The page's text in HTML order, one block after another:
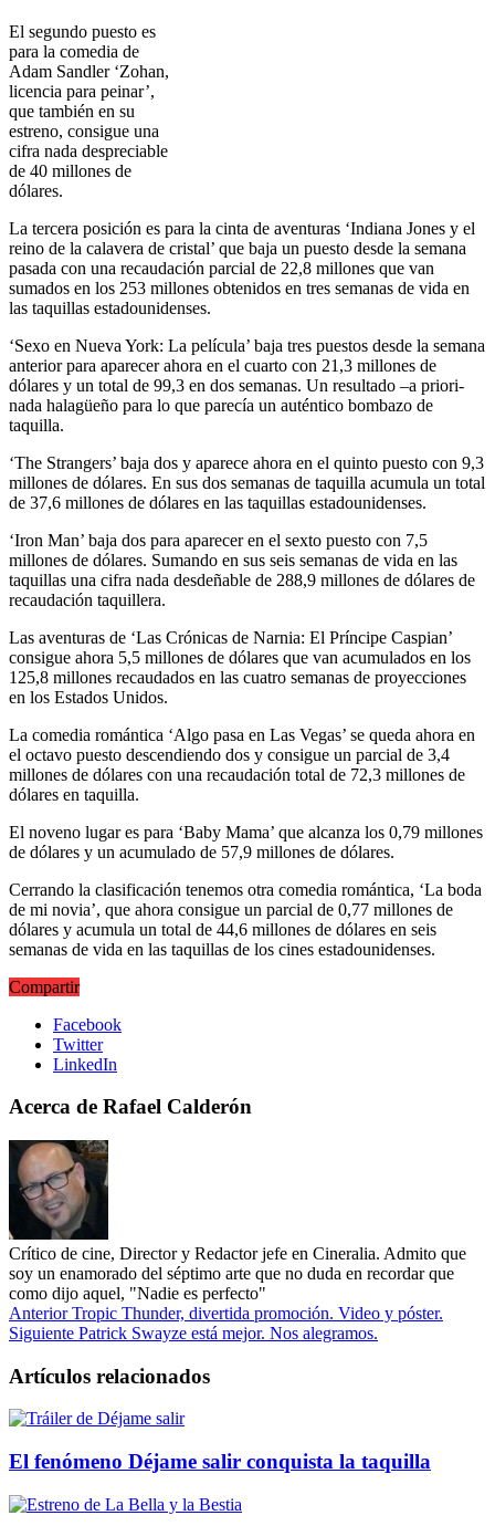
El segundo puesto es
para la comedia de
Adam Sandler ‘Zohan,
licencia para peinar’,
que también en su
estreno, consigue una
cifra nada despreciable
de 40 millones de
dólares.
La tercera posición es para la cinta de aventuras ‘Indiana Jones y el
reino de la calavera de cristal’ que baja un puesto desde la semana
pasada con una recaudación parcial de 22,8 millones que van
sumados en los 253 millones obtenidos en tres semanas de vida en
las taquillas estadounidenses.
‘Sexo en Nueva York: La película’ baja tres puestos desde la semana
anterior para aparecer ahora en el cuarto con 21,3 millones de
dólares y un total de 99,3 en dos semanas. Un resultado –a priori-
nada halagüeño para lo que parecía un auténtico bombazo de
taquilla.
‘The Strangers’ baja dos y aparece ahora en el quinto puesto con 9,3
millones de dólares. En sus dos semanas de taquilla acumula un total
de 37,6 millones de dólares en las taquillas estadounidenses.
‘Iron Man’ baja dos para aparecer en el sexto puesto con 7,5
millones de dólares. Sumando en sus seis semanas de vida en las
taquillas una cifra nada desdeñable de 288,9 millones de dólares de
recaudación taquillera.
Las aventuras de ‘Las Crónicas de Narnia: El Príncipe Caspian’
consigue ahora 5,5 millones de dólares que van acumulados en los
125,8 millones recaudados en las cuatro semanas de proyecciones
en los Estados Unidos.
La comedia romántica ‘Algo pasa en Las Vegas’ se queda ahora en
el octavo puesto descendiendo dos y consigue un parcial de 3,4
millones de dólares con una recaudación total de 72,3 millones de
dólares en taquilla.
El noveno lugar es para ‘Baby Mama’ que alcanza los 0,79 millones
de dólares y un acumulado de 57,9 millones de dólares.
Cerrando la clasificación tenemos otra comedia romántica, ‘La boda
de mi novia’, que ahora consigue un parcial de 0,77 millones de
dólares y acumula un total de 44,6 millones de dólares en seis
semanas de vida en las taquillas de los cines estadounidenses.
Compartir
Facebook
Twitter
LinkedIn
Acerca de Rafael Calderón
Crítico de cine, Director y Redactor jefe en Cineralia. Admito que
soy un enamorado del séptimo arte que no duda en recordar que
como dijo aquel, "Nadie es perfecto"
AnteriorTropic Thunder, divertida promoción. Video y póster.
Siguiente Patrick Swayze está mejor. Nos alegramos.
Artículos relacionados
El fenómeno Déjame salir conquista la taquilla